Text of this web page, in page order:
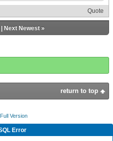
Quote
Next Newest»
return to top
Version
Error